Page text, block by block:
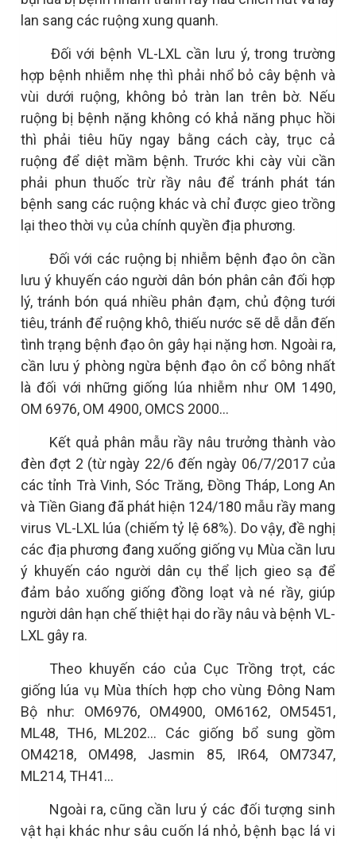
lan sang các ruộng xung quanh.
Đối với bệnh VL-LXL cần lưu ý, trong trường
hợp bệnh nhiễm nhẹ thì phải nhổ bỏ cây bệnh và
vùi dưới ruộng, không bỏ tràn lan trên bờ. Nếu
ruộng bị bệnh nặng không có khả năng phục hồi
thì phải tiêu hũy ngay bằng cách cày, trục cả
ruộng để diệt mầm bệnh. Trước khi cày vùi cần
phải phun thuốc trừ rầy nâu để tránh phát tán
bệnh sang các ruộng khác và chỉ được gieo trồng
lại theo thời vụ của chính quyền địa phương.
Đối với các ruộng bị nhiễm bệnh đạo ôn cần
lưu ý khuyến cáo người dân bón phân cân đối hợp
lý, tránh bón quá nhiều phân đạm, chủ động tưới
tiêu, tránh để ruộng khô, thiếu nước sẽ dễ dẫn đến
tình trạng bệnh đạo ôn gây hại nặng hơn. Ngoài ra,
cần lưu ý phòng ngừa bệnh đạo ôn cổ bông nhất
là đối với những giống lúa nhiễm như OM 1490,
OM 6976, OM 4900, OMCS 2000...
Kết quả phân mẫu rầy nâu trưởng thành vào
đèn đợt 2 (từ ngày 22/6 đến ngày 06/7/2017 của
các tỉnh Trà Vinh, Sóc Trăng, Đồng Tháp, Long An
và Tiền Giang đã phát hiện 124/180 mẫu rầy mang
virus VL-LXL lúa (chiếm tỷ lệ 68%). Do vậy, đề nghị
các địa phương đang xuống giống vụ Mùa cần lưu
ý khuyến cáo người dân cụ thể lịch gieo sạ để
đảm bảo xuống giống đồng loạt và né rầy, giúp
người dân hạn chế thiệt hại do rầy nâu và bệnh VL-
LXL gây ra.
Theo khuyến cáo của Cục Trồng trọt, các
giống lúa vụ Mùa thích hợp cho vùng Đông Nam
Bộ như: OM6976, OM4900, OM6162, OM5451,
ML48, TH6, ML202... Các giống bổ sung gồm
OM4218, OM498, Jasmin 85, IR64, OM7347,
ML214, TH41...
Ngoài ra, cũng cần lưu ý các đối tượng sinh
vật hại khác như sâu cuốn lá nhỏ, bệnh bạc lá vi